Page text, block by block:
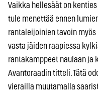
Vaikka hellesäät on
tule menettää ennen
rantaleijoinien tavoin
vasta jäiden raapiessa
rantakamppeet naulaan ja
Avantoraadin titteli. Tätä
vierailla muutamalla